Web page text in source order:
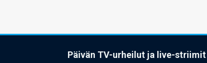
Päivän TV-urheilut ja live-